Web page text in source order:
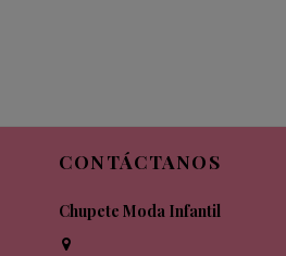
CONTÁCTANOS
Chupete Moda Infantil